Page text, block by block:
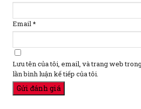
Email*
Lưu tên của tôi, email, và trang web
lần bình luận kế tiếp của tôi.